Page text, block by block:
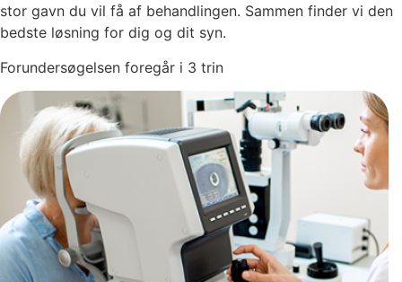
stor gavn du vil få af behandlingen. Sammen finder vi den
bedste løsning for dig og dit syn.
Forundersøgelsen foregår i 3 trin